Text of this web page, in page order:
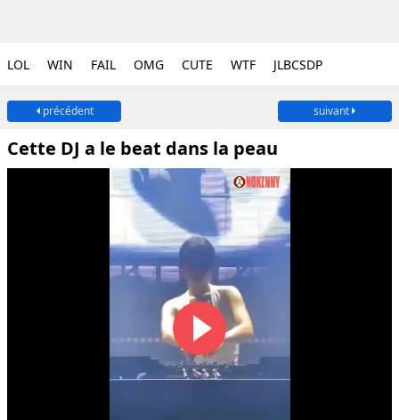
LOL WIN FAIL OMG CUTE WTF JLBCSDP
précédent suivant
Cette DJ a le beat dans la peau